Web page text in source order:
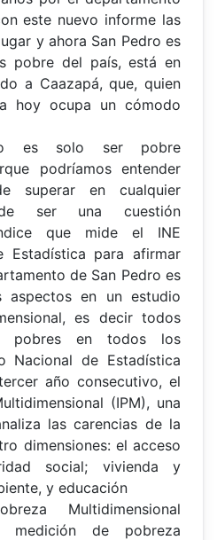
este nuevo informe las
y ahora San Pedro es
pobre del país, está en
a Caazapá, que, quien
hoy ocupa un cómodo
es solo ser pobre
podríamos entender
superar en cualquier
ser una cuestión
que mide el INE
Estadística para afirmar
de San Pedro es
aspectos en un estudio
es decir todos
pobres en todos los
Nacional de Estadística
año consecutivo, el
(IPM), una
las carencias de la
dimensiones: el acceso
social; vivienda y
y educación
Multidimensional
medición de pobreza